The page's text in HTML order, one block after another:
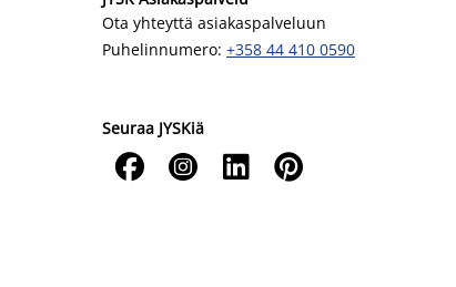
Ota yhteyttä asiakaspalveluun
Puhelinnumero: +358 44 410 0590
Seuraa JYSKiä
   